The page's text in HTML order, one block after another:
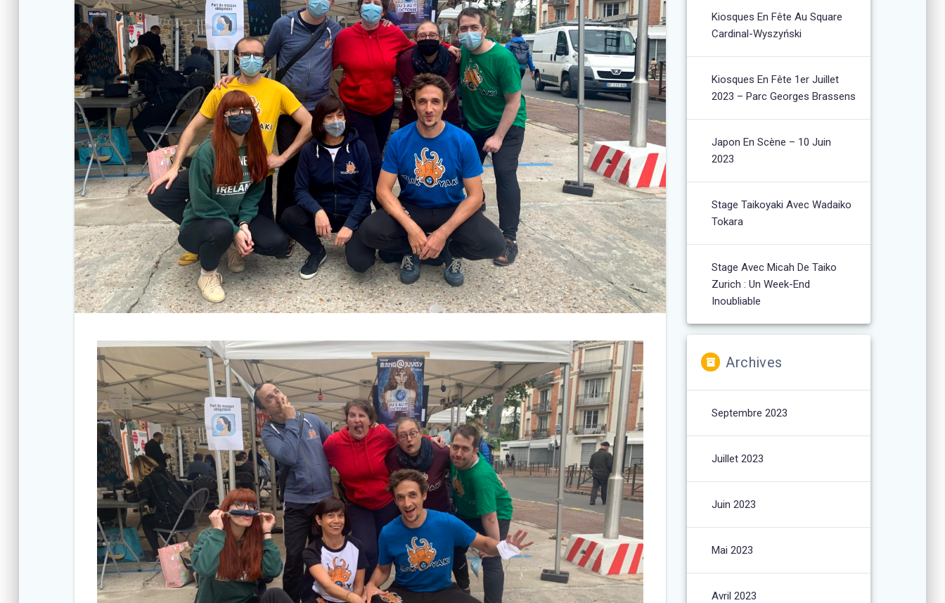
Kiosques En Fête Au Square
Cardinal-Wyszyński
Kiosques En Fête 1er Juillet
2023 – Parc Georges Brassens
Japon En Scène – 10 Juin
2023
Stage Taikoyaki Avec Wadaiko
Tokara
Stage Avec Micah De Taiko
Zurich : Un Week-End
Inoubliable
Archives
Septembre 2023
Juillet 2023
Juin 2023
Mai 2023
Avril 2023